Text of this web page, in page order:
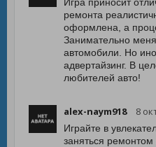
ремонта
оформлена, а
Занимательно
автомобили. Но
адвертайзинг. В
любителей авто!
alex-naym918 8
Играйте в
заняться